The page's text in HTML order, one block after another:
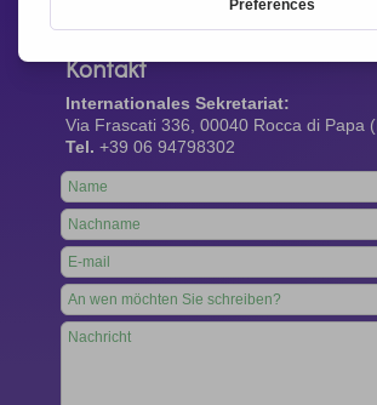
Kontakt
Internationales Sekretariat:
Via Frascati 336, 00040 Rocca di Papa
Tel. +39 06 94798302
Leave
this
field
blank